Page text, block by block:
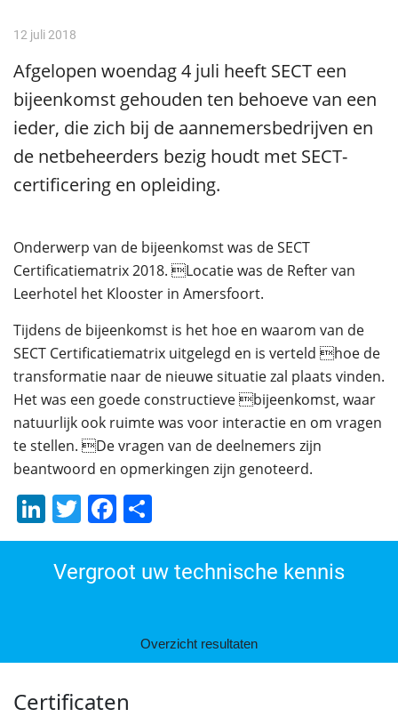
12 juli 2018
Afgelopen woendag 4 juli heeft SECT een
bijeenkomst gehouden ten behoeve van een
ieder, die zich bij de aannemersbedrijven en
de netbeheerders bezig houdt met SECT-
certificering en opleiding.
Onderwerp van de bijeenkomst was de SECT
Certificatiematrix 2018. Locatie was de Refter van
Leerhotel het Klooster in Amersfoort.
Tijdens de bijeenkomst is het hoe en waarom van de
SECT Certificatiematrix uitgelegd en is verteld hoe de
transformatie naar de nieuwe situatie zal plaats vinden.
Het was een goede constructieve bijeenkomst, waar
natuurlijk ook ruimte was voor interactie en om vragen
te stellen. De vragen van de deelnemers zijn
beantwoord en opmerkingen zijn genoteerd.
LinkedIn
TwitterFacebook
Vergroot uw technische kennis
Overzicht resultaten
Certificaten